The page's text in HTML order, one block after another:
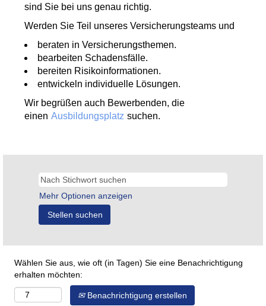
sind Sie bei uns genau richtig.
Werden Sie Teil unseres Versicherungsteams und
beraten in Versicherungsthemen.
bearbeiten Schadensfälle.
bereiten Risikoinformationen.
entwickeln individuelle Lösungen.
Wir begrüßen auch Bewerbenden, die
einen Ausbildungsplatz suchen.
Mehr Optionen anzeigen
Wählen Sie aus, wie oft (in Tagen) Sie eine Benachrichtigung
erhalten möchten:
Benachrichtigung erstellen